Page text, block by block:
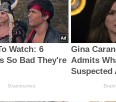
Watch: 6
So Bad They're
Brainberries
Gina
Admits
Suspected